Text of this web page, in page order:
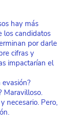
hay más
los candidatos
por darle
cifras y
impactarían el
evasión?
Maravilloso.
necesario. Pero,